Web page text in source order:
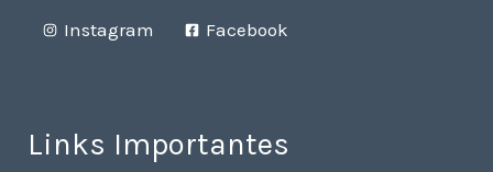
Instagram Facebook
Links Importantes